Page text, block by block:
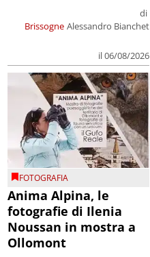
Brissogne
di
Alessandro Bianchet
il 06/08/2026
FOTOGRAFIA
Anima Alpina, le
fotografie di Ilenia
Noussan in mostra a
Ollomont